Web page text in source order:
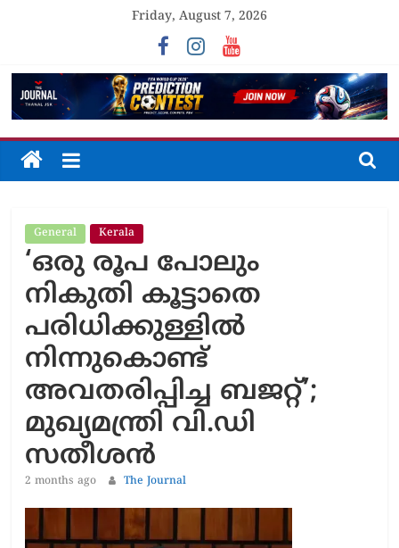
Friday, August 7, 2026
The
Unfolding
The
Truth
General Kerala
‘ഒരു രൂപ പോലും
നികുതി കൂട്ടാതെ
പരിധിക്കുള്ളിൽ
നിന്നുകൊണ്ട്
അവതരിപ്പിച്ച ബജറ്റ്’;
മുഖ്യമന്ത്രി വി.ഡി
സതീശൻ
2 months ago The Journal